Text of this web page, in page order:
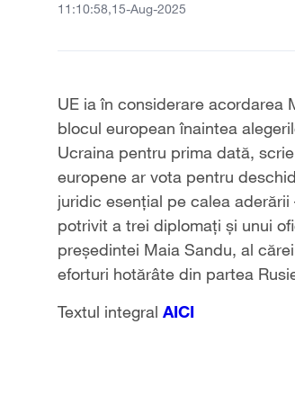
11:10:58,15-Aug-2025
UE ia în considerare acordarea
blocul european înaintea
Ucraina pentru prima dată,
europene ar vota pentru
juridic esențial pe calea
potrivit a trei diplomați și unui
președintei Maia Sandu, al
eforturi hotărâte din partea
Textul integral AICI